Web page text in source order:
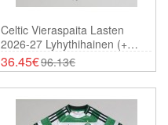
Celtic Vieraspaita Lasten
2026-27 Lyhythihainen (+
Shortsit)
36.45€96.13€